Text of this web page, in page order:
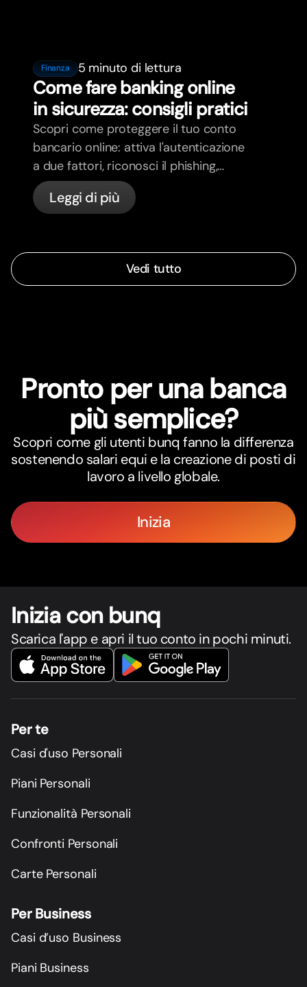
Finanza 5 minuto di lettura
Come fare banking online
in sicurezza: consigli pratici
Scopri come proteggere il tuo conto
bancario online: attiva l'autenticazione
a due fattori, riconosci il phishing,
gestisci le tue carte e scopri come
bunq protegge il tuo denaro
Leggi di più
Vedi tutto
Pronto per una banca
più semplice?
Scopri come gli utenti bunq fanno la differenza
sostenendo salari equi e la creazione di posti di
lavoro a livello globale.
Inizia
Inizia con bunq
Scarica l'app e apri il tuo conto in pochi minuti.
Per te
Casi d'uso Personali
Piani Personali
Funzionalità Personali
Confronti Personali
Carte Personali
Per Business
Casi d’uso Business
Piani Business